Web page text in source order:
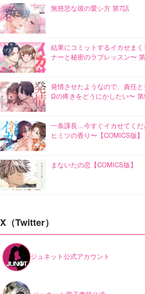
無慈悲な彼の愛シ方 第7話
結果にコミットするイカせま
ナーと秘密のラブレッスン〜
発情させたようなので、責任
Ωの疼きをどうにかしたい〜
一条課長…今すぐイカせてく
ヒミツの香り〜【COMICS版
まないたの恋【COMICS版】
X（Twitter）
ジュネット公式アカウント